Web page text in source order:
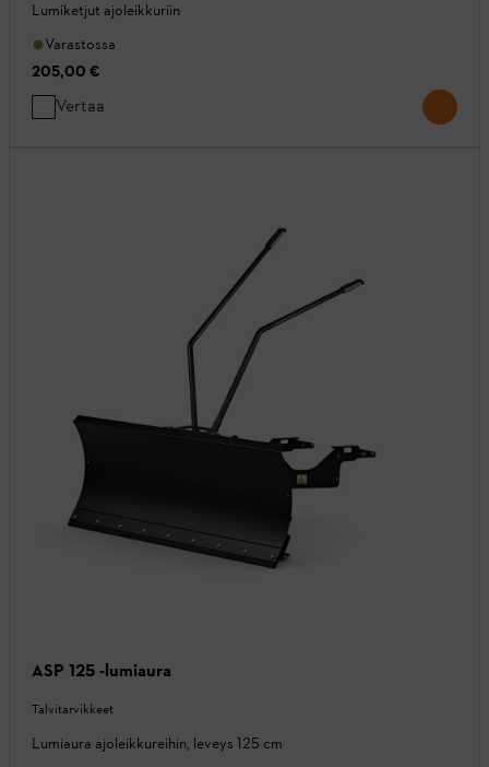
Lumiketjut ajoleikkuriin
Varastossa
205,00 €
Vertaa
ASP 125 -lumiaura
Talvitarvikkeet
Lumiaura ajoleikkureihin, leveys 125 cm